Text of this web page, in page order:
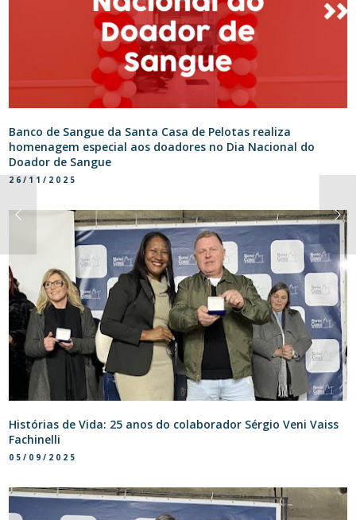
Banco de Sangue da Santa Casa de Pelotas realiza
homenagem especial aos doadores no Dia Nacional do
Doador de Sangue
26/11/2025
Histórias de Vida: 25 anos do colaborador Sérgio Veni Vaiss
Fachinelli
05/09/2025